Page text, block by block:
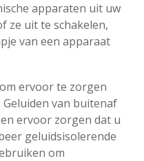
apparaten uit uw
ze uit te schakelen,
van een apparaat
ervoor te zorgen
van buitenaf
ervoor zorgen dat u
geluidsisolerende
om